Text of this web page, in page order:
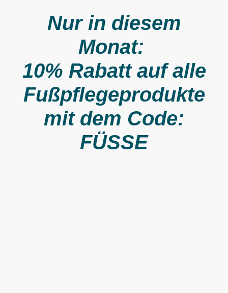
Nur in diesem
Monat:
10% Rabatt auf alle
Fußpflegeprodukte
mit dem Code:
FÜSSE